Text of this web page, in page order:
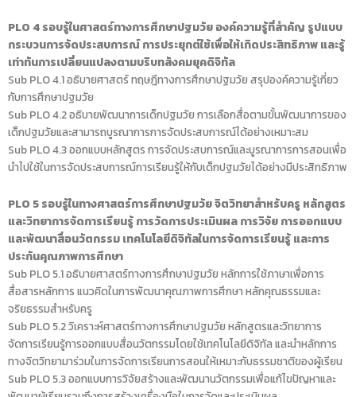
PLO 4 รอบรู้ในศาสตร์ทางการศึกษาปฐมวัย องค์ความรู้ที่สำคัญ รูปแบบ
กระบวนการจัดประสบการณ์ การประยุกต์ใช้เพื่อให้เกิดประสิทธิภาพ และรู้
เท่าทันการเปลี่ยนแปลงตามบริบทสังคมยุคดิจิทัล
Sub PLO 4.1 อธิบายศาสตร์ ทฤษฎีทางการศึกษาปฐมวัย สรุปองค์ความรู้เกี่ยว
กับการศึกษาปฐมวัย
Sub PLO 4.2 อธิบายพัฒนาการเด็กปฐมวัย การเลือกสื่อตามขั้นพัฒนาการของ
เด็กปฐมวัยและสามารถบูรณาการการจัดประสบการณ์ได้อย่างเหมาะสม
Sub PLO 4.3 ออกแบบหลักสูตร การจัดประสบการณ์และบูรณาการการสอนเพื่อ
นำไปใช้ในการจัดประสบการณ์การเรียนรู้ให้กับเด็กปฐมวัยได้อย่างมีประสิทธิภาพ
PLO 5 รอบรู้ในทางศาสตร์การศึกษาปฐมวัย จิตวิทยาสำหรับครู หลักสูตร
และวิทยาการจัดการเรียนรู้ การวัดการประเมินผล การวิจัย การออกแบบ
และพัฒนาสื่อนวัตกรรม เทคโนโลยีดิจิทัลในการจัดการเรียนรู้ และการ
ประกันคุณภาพการศึกษา
Sub PLO 5.1 อธิบายศาสตร์ทางการศึกษาปฐมวัย หลักการใช้ภาษาเพื่อการ
สื่อสารหลักการ แนวคิดในการพัฒนาคุณภาพการศึกษา หลักคุณธรรมและ
จริยธรรมสำหรับครู
Sub PLO 5.2 วิเคราะห์ศาสตร์ทางการศึกษาปฐมวัย หลักสูตรและวิทยาการ
จัดการเรียนรู้การออกแบบสื่อนวัตกรรมโดยใช้เทคโนโลยีดิจิทัล และนำหลักการ
ทางจิตวิทยามาร่วมในการจัดการเรียนการสอนให้เหมาะกับธรรมชาติของผู้เรียน
Sub PLO 5.3 ออกแบบการวิจัยสร้างและพัฒนานวัตกรรมเพื่อแก้ไขปัญหาและ